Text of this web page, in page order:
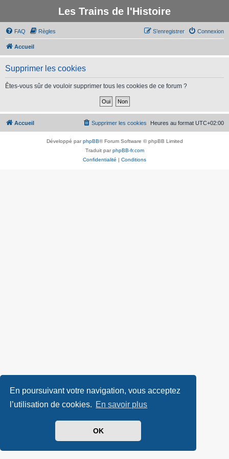
En poursuivant votre navigation, vous acceptez
l’utilisation de cookies. En savoir plus
OK
Les Trains de l'Histoire
FAQ Règles Connexion
S’enregistrer
Accueil
Supprimer les cookies
Êtes-vous sûr de vouloir supprimer tous les cookies de ce forum ?
Accueil Heures au format UTC+02:00
Supprimer les cookies
Développé parphpBB® Forum Software © phpBB Limited
Traduit parphpBB-fr.com
Confidentialité | Conditions